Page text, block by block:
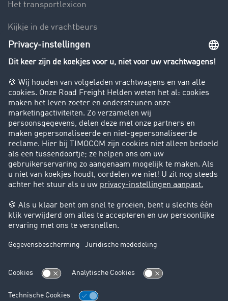
Het transportlexicon
Kijkje in de vrachtbeurs
Rijverbod voor vrachtwagens
Bedrijf
Success Stories
Klanten werven klanten
Support
Contact
Juridische informatie
Juridische info
Algemene voorwaarden